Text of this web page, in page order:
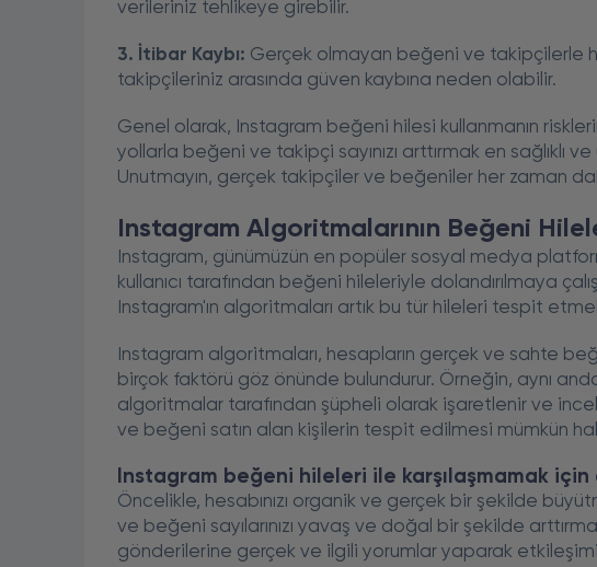
verileriniz tehlikeye girebilir.
3. İtibar Kaybı: Gerçek olmayan beğeni ve takipçilerle
takipçileriniz arasında güven kaybına neden olabilir.
Genel olarak, Instagram beğeni hilesi kullanmanın
yollarla beğeni ve takipçi sayınızı arttırmak en sağlıklı
Unutmayın, gerçek takipçiler ve beğeniler her zaman
Instagram Algoritmalarının Beğeni
Instagram, günümüzün en popüler sosyal medya
kullanıcı tarafından beğeni hileleriyle dolandırılmaya
Instagram'ın algoritmaları artık bu tür hileleri tespit
Instagram algoritmaları, hesapların gerçek ve sahte
birçok faktörü göz önünde bulundurur. Örneğin, aynı
algoritmalar tarafından şüpheli olarak işaretlenir ve
ve beğeni satın alan kişilerin tespit edilmesi mümkün
Instagram beğeni hileleri ile karşılaşmamak
Öncelikle, hesabınızı organik ve gerçek bir şekilde
ve beğeni sayılarınızı yavaş ve doğal bir şekilde
gönderilerine gerçek ve ilgili yorumlar yaparak